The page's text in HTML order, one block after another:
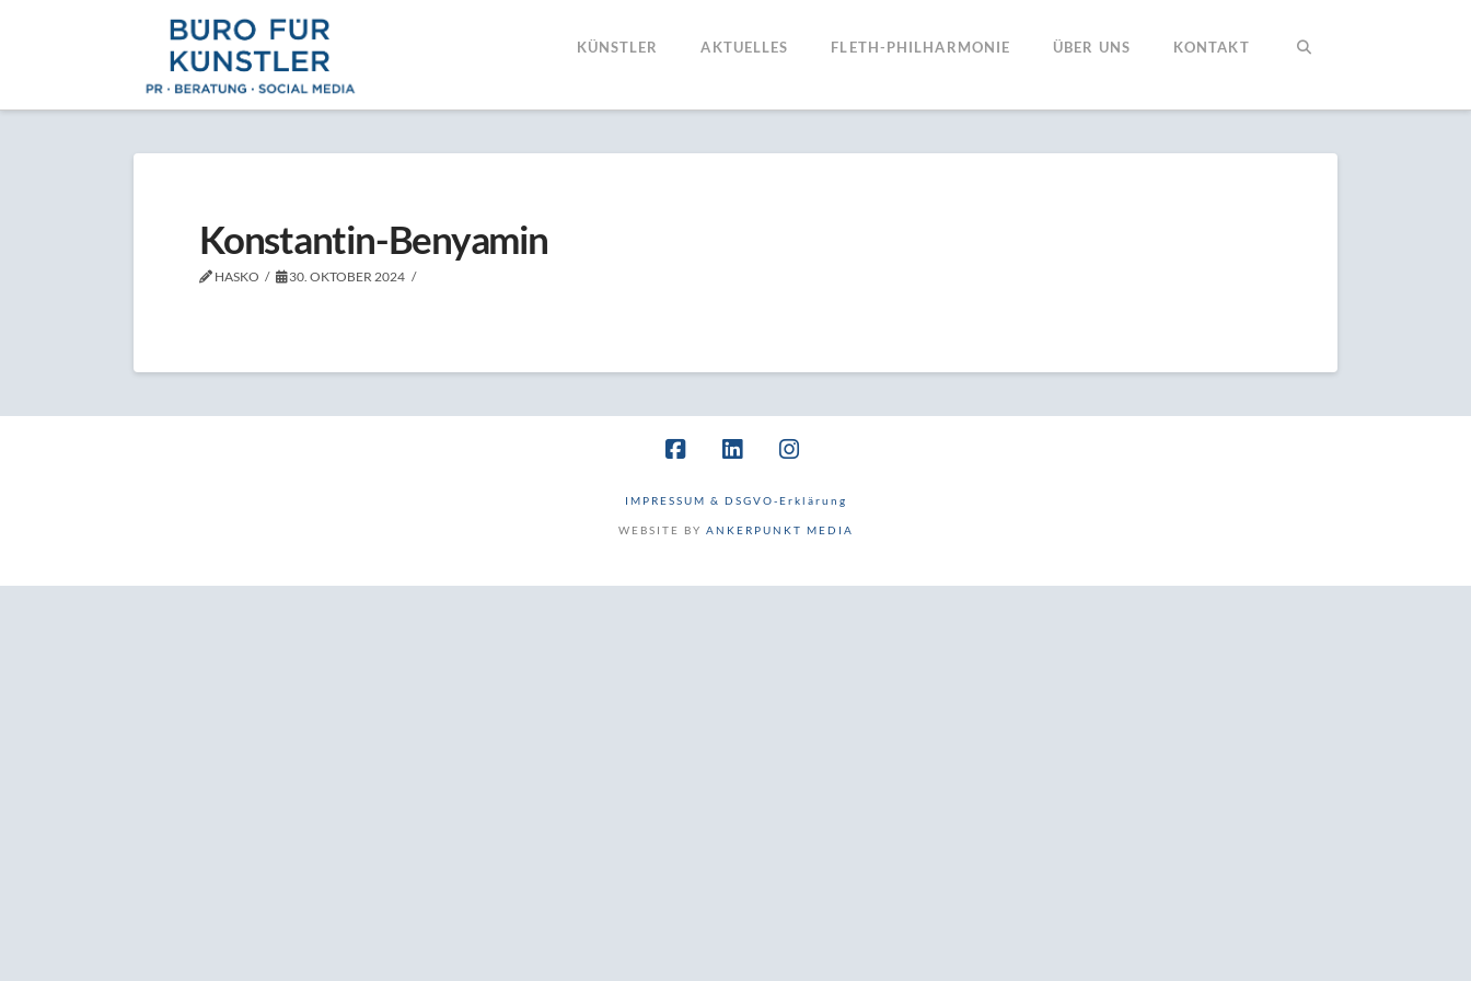
KÜNSTLER AKTUELLES FLETH-PHILHARMONIE ÜBER UNS KONTAKT
Konstantin-Benyamin
HASKO 30. OKTOBER 2024
IMPRESSUM & DSGVO-Erklärung
WEBSITE BY ANKERPUNKT MEDIA